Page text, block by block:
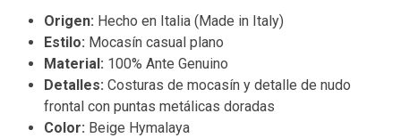
Origen: Hecho en Italia (Made in Italy)
Estilo: Mocasín casual plano
Material: 100% Ante Genuino
Detalles: Costuras de mocasín y detalle de nudo
frontal con puntas metálicas doradas
Color: Beige Hymalaya